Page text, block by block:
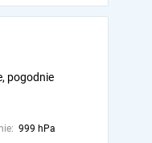
pogodnie
999 hPa